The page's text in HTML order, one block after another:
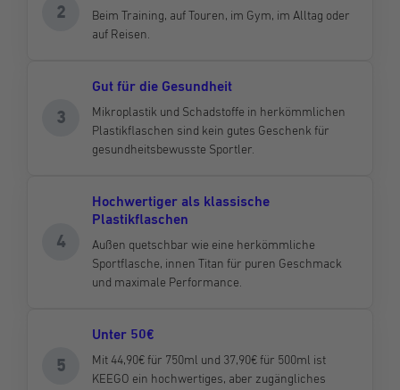
2
Beim Training, auf Touren, im Gym, im Alltag oder
auf Reisen.
3
Gut für die Gesundheit
Mikroplastik und Schadstoffe in herkömmlichen
Plastikflaschen sind kein gutes Geschenk für
gesundheitsbewusste Sportler.
4
Hochwertiger als klassische
Plastikflaschen
Außen quetschbar wie eine herkömmliche
Sportflasche, innen Titan für puren Geschmack
und maximale Performance.
5
Unter 50€
Mit 44,90€ für 750ml und 37,90€ für 500ml ist
KEEGO ein hochwertiges, aber zugängliches